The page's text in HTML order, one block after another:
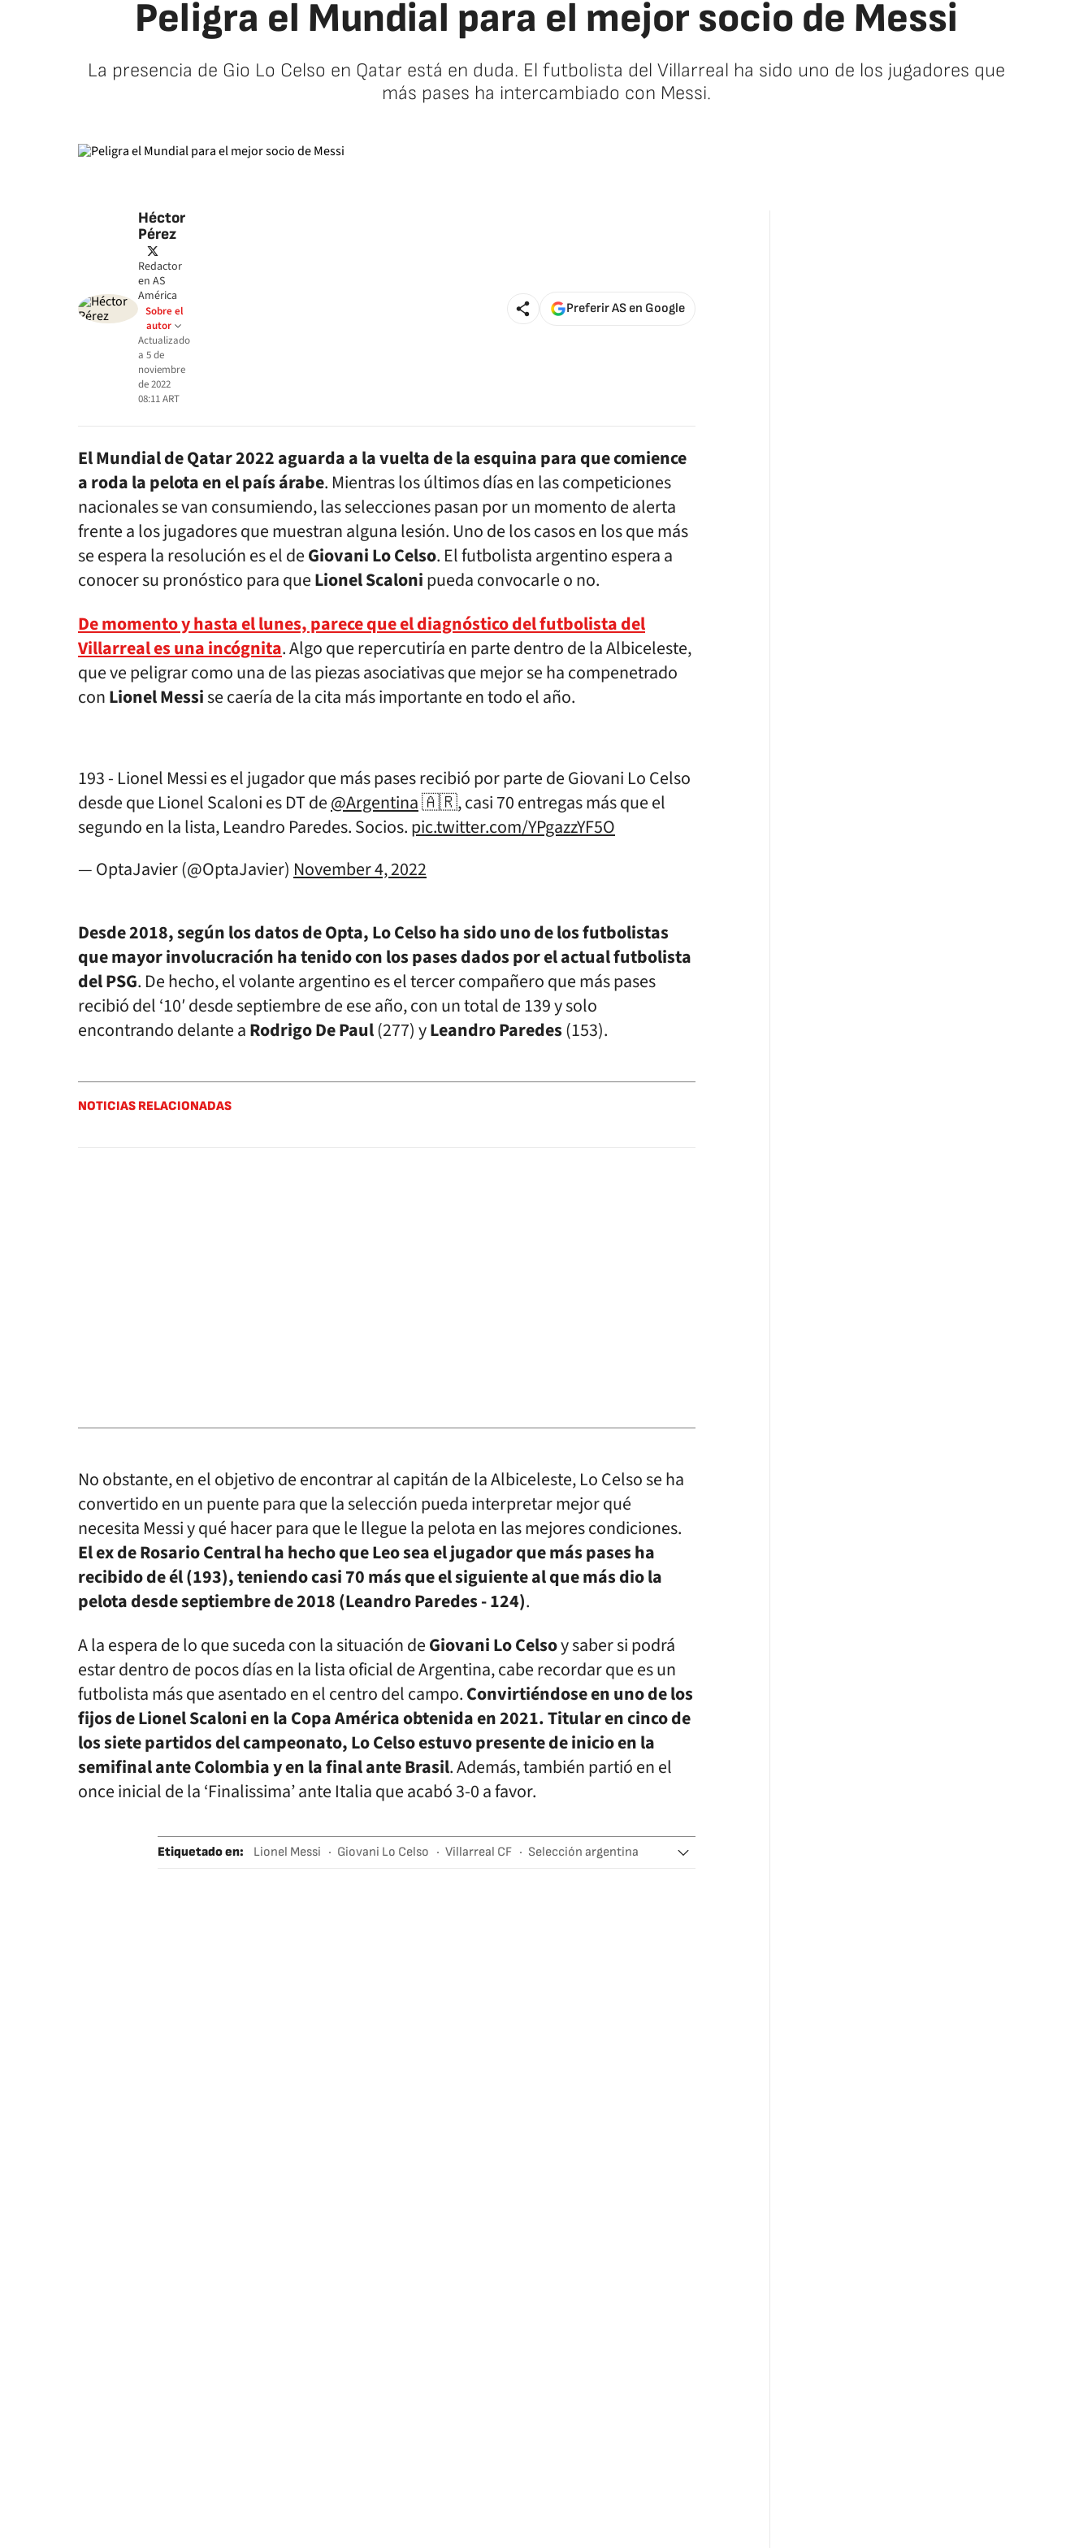
Peligra el Mundial para el mejor socio de Messi
La presencia de Gio Lo Celso en Qatar está en duda. El futbolista del Villarreal ha sido uno de los jugadores que
más pases ha intercambiado con Messi.
Héctor
Pérez
twitter
Redactor
en AS
América
Sobre el
autor
Actualizado
a 5 de
noviembre
de 2022
08:11ART
Preferir AS en Google
El Mundial de Qatar 2022 aguarda a la vuelta de la esquina para que comience
a roda la pelota en el país árabe. Mientras los últimos días en las competiciones
nacionales se van consumiendo, las selecciones pasan por un momento de alerta
frente a los jugadores que muestran alguna lesión. Uno de los casos en los que más
se espera la resolución es el deGiovani Lo Celso. El futbolista argentino espera a
conocer su pronóstico para queLionel Scalonipueda convocarle o no.
De momento y hasta el lunes, parece que el diagnóstico del futbolista del
Villarreal es una incógnita. Algo que repercutiría en parte dentro de la Albiceleste,
que ve peligrar como una de las piezas asociativas que mejor se ha compenetrado
conLionel Messise caería de la cita más importante en todo el año.
193 - Lionel Messi es el jugador que más pases recibió por parte de Giovani Lo Celso
desde que Lionel Scaloni es DT de@Argentina🇦🇷, casi 70 entregas más que el
segundo en la lista, Leandro Paredes. Socios.pic.twitter.com/YPgazzYF5O
— OptaJavier (@OptaJavier) November 4, 2022
Desde 2018, según los datos de Opta, Lo Celso ha sido uno de los futbolistas
que mayor involucración ha tenido con los pases dados por el actual futbolista
del PSG. De hecho, el volante argentino es el tercer compañero que más pases
recibió del ‘10′ desde septiembre de ese año, con un total de 139 y solo
encontrando delante aRodrigo De Paul(277) yLeandro Paredes(153).
NOTICIAS RELACIONADAS
No obstante, en el objetivo de encontrar al capitán de la Albiceleste, Lo Celso se ha
convertido en un puente para que la selección pueda interpretar mejor qué
necesita Messi y qué hacer para que le llegue la pelota en las mejores condiciones.
El ex de Rosario Central ha hecho que Leo sea el jugador que más pases ha
recibido de él (193), teniendo casi 70 más que el siguiente al que más dio la
pelota desde septiembre de 2018 (Leandro Paredes - 124).
A la espera de lo que suceda con la situación deGiovani Lo Celsoy saber si podrá
estar dentro de pocos días en la lista oficial de Argentina, cabe recordar que es un
futbolista más que asentado en el centro del campo.Convirtiéndose en uno de los
fijos de Lionel Scaloni en la Copa América obtenida en 2021. Titular en cinco de
los siete partidos del campeonato, Lo Celso estuvo presente de inicio en la
semifinal ante Colombia y en la final ante Brasil. Además, también partió en el
once inicial de la ‘Finalissima’ ante Italia que acabó 3-0 a favor.
Etiquetado en: Lionel Messi Giovani Lo Celso Villarreal CF
Selección argentina